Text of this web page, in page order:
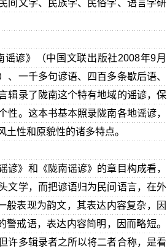
间文学、民族学、民俗学、语言学研
谚》（中国文联出版社2008年9月
、一千多句谚语、四百多条歇后语、
辑录了陇南这个特有地域的谣谚，保
。这本书基本照录陇南各地谣谚，
性和原貌性的诸多特点。
》和《陇南谣谚》的章目构成看，
文学，而把谚语归为民间语言，在外
般表现为韵文，其表达内容复杂，因
警戒语，表达内容简明，因而略短。
许多辑录者之所以将二者合称，是看